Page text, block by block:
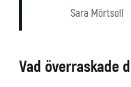
Sara Mörtsell
Vad överraskade